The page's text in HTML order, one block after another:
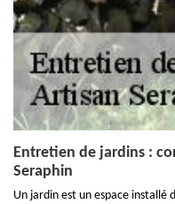
Entretien de jardins :
Seraphin
Un jardin est un espace installé